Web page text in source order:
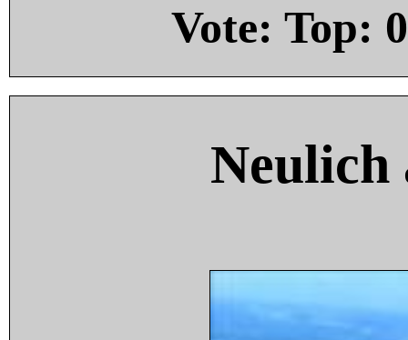
Vote: Top: 0
Neulich